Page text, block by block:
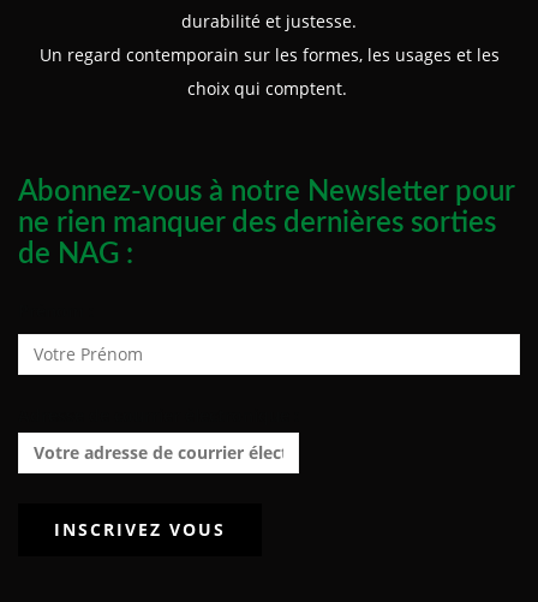
durabilité et justesse.
Un regard contemporain sur les formes, les usages et les
choix qui comptent.
Abonnez-vous à notre Newsletter pour
ne rien manquer des dernières sorties
de NAG :